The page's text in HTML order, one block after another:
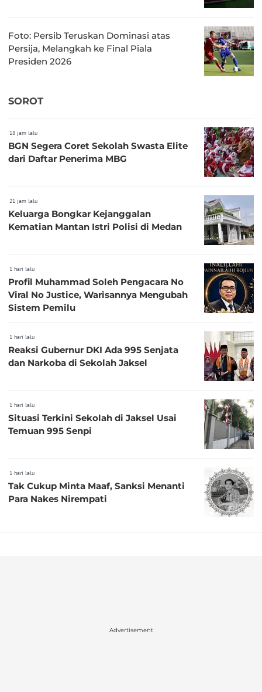
Foto: Persib Teruskan Dominasi atas
Persija, Melangkah ke Final Piala
Presiden 2026
SOROT
18 jam lalu
BGN Segera Coret Sekolah Swasta Elite
dari Daftar Penerima MBG
21 jam lalu
Keluarga Bongkar Kejanggalan
Kematian Mantan Istri Polisi di Medan
1 hari lalu
Profil Muhammad Soleh Pengacara No
Viral No Justice, Warisannya Mengubah
Sistem Pemilu
1 hari lalu
Reaksi Gubernur DKI Ada 995 Senjata
dan Narkoba di Sekolah Jaksel
1 hari lalu
Situasi Terkini Sekolah di Jaksel Usai
Temuan 995 Senpi
1 hari lalu
Tak Cukup Minta Maaf, Sanksi Menanti
Para Nakes Nirempati
Advertisement